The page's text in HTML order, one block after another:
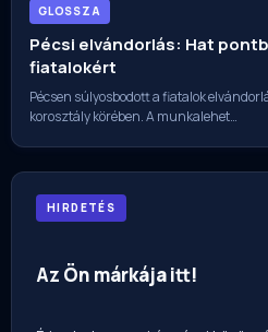
GLOSSZA
Pécsi elvándorlás: Hat
fiatalokért
Pécsen súlyosbodott a fiatalok
korosztály körében. A munkalehet…
HIRDETÉS
Az Ön márkája itt!